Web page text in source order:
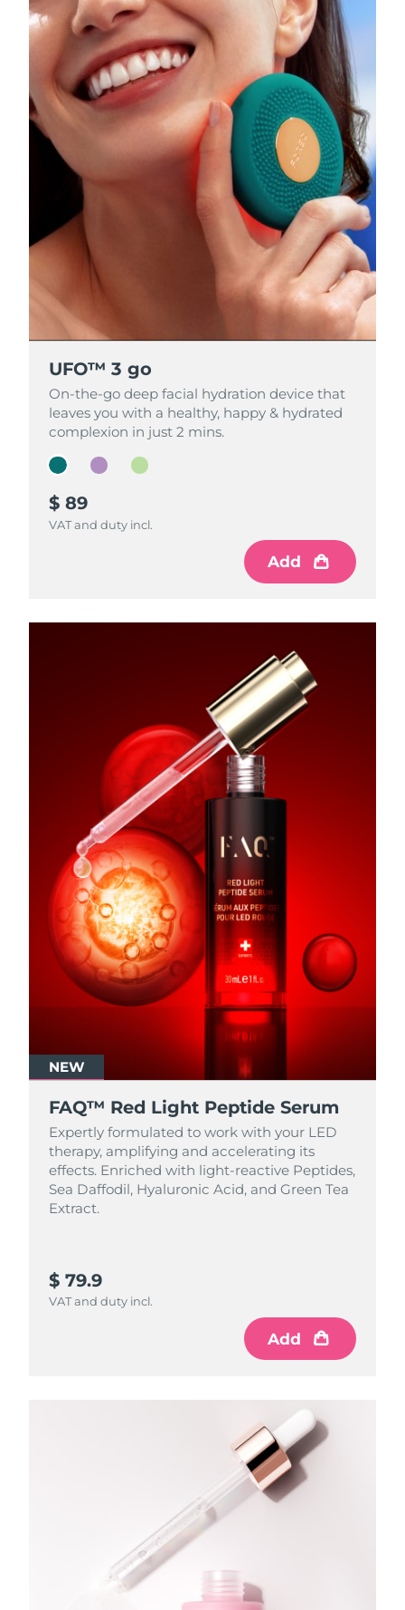
UFO™ 3 go
On-the-go deep facial hydration device that
leaves you with a healthy, happy & hydrated
complexion in just 2 mins.
$ 89
VAT and duty incl.
Add
UFO™ 3 go
On-the-go deep facial hydration device that
leaves you with a healthy, happy & hydrated
complexion in just 2 mins.
$ 79
VAT and duty incl.
Add
UFO™ 3 go
On-the-go deep facial hydration device that
leaves you with a healthy, happy & hydrated
complexion in just 2 mins.
$ 69
VAT and duty incl.
Add
NEW
FAQ™ Red Light Peptide Serum
Expertly formulated to work with your LED
therapy, amplifying and accelerating its
effects. Enriched with light‑reactive Peptides,
Sea Daffodil, Hyaluronic Acid, and Green Tea
Extract.
$ 79.9
VAT and duty incl.
Add